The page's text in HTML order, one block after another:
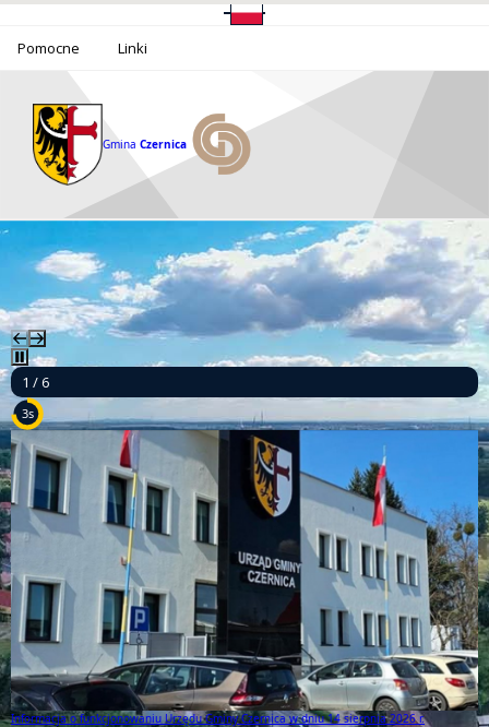
Pomocne Linki
Gmina Czernica
1 / 6
2s
Informacja o funkcjonowaniu Urzędu Gminy Czernica w dniu 14 sierpnia 2026 r.
Informacja o funkcjonowaniu Urzędu Gminy Czernica w dniu 14 sierpnia 2026 r.